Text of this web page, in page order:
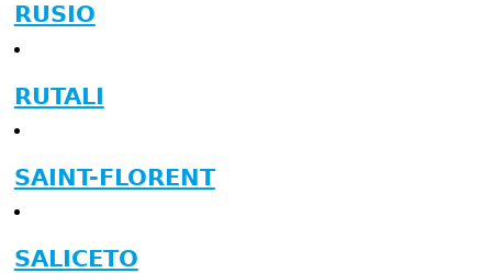
RUSIO
RUTALI
SAINT-FLORENT
SALICETO